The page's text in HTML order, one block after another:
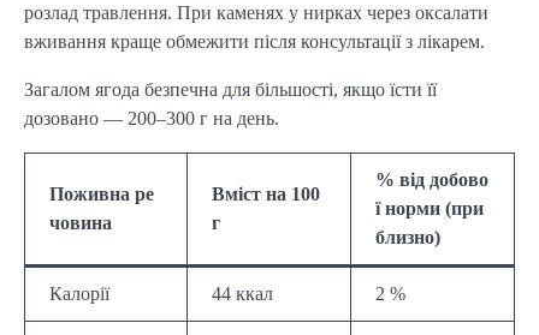
розлад травлення. При каменях у нирках через оксалати
вживання краще обмежити після консультації з лікарем.
Загалом ягода безпечна для більшості, якщо їсти її
дозовано — 200–300 г на день.
Поживна ре
човина
Вміст на 100
г
% від добово
ї норми (при
близно)
Калорії 44 ккал 2 %